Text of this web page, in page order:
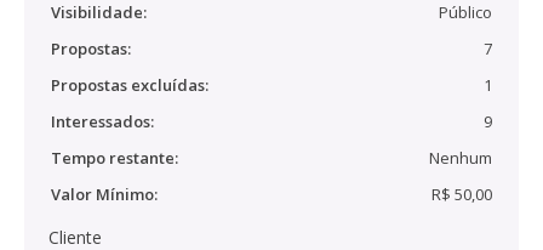
Visibilidade:
Público
Propostas:
7
Propostas excluídas:
1
Interessados:
9
Tempo restante:
Nenhum
Valor Mínimo:
R$ 50,00
Cliente